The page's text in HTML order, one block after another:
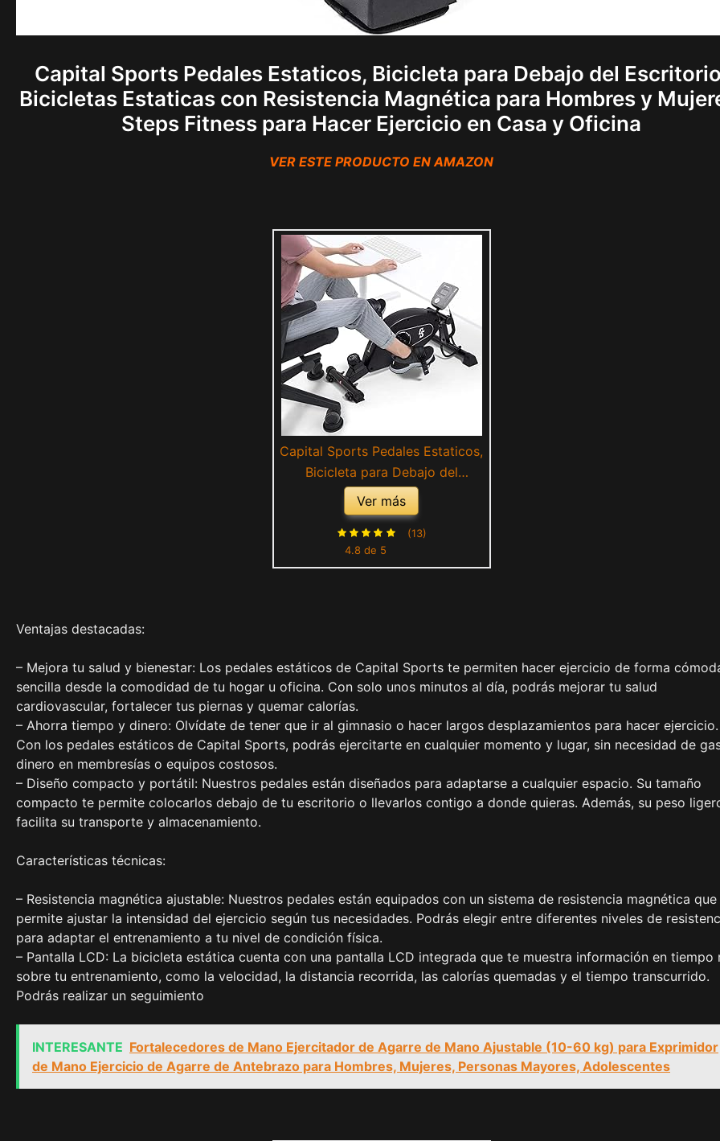
Capital Sports Pedales Estaticos, Bicicleta para Debajo del
Bicicletas Estaticas con Resistencia Magnética para Hombres y
Steps Fitness para Hacer Ejercicio en Casa y Oficina
VER ESTE PRODUCTO EN AMAZON
Capital Sports Pedales Estaticos,
Bicicleta para Debajo del
Escritorio, Bicicletas Estaticas
con Resistencia Magnética para
Hombres y Mujeres, Steps Fitness
para Hacer Ejercicio en Casa y
Ver más
4.8 de 5
(13)
Ventajas destacadas:
– Mejora tu salud y bienestar: Los pedales estáticos de Capital Sports te permiten hacer ejercicio de forma
sencilla desde la comodidad de tu hogar u oficina. Con solo unos minutos al día, podrás mejorar tu salud
cardiovascular, fortalecer tus piernas y quemar calorías.
– Ahorra tiempo y dinero: Olvídate de tener que ir al gimnasio o hacer largos desplazamientos para hacer ejercicio.
Con los pedales estáticos de Capital Sports, podrás ejercitarte en cualquier momento y lugar, sin necesidad de
dinero en membresías o equipos costosos.
– Diseño compacto y portátil: Nuestros pedales están diseñados para adaptarse a cualquier espacio. Su tamaño
compacto te permite colocarlos debajo de tu escritorio o llevarlos contigo a donde quieras. Además, su peso
facilita su transporte y almacenamiento.
Características técnicas:
– Resistencia magnética ajustable: Nuestros pedales están equipados con un sistema de resistencia magnética
permite ajustar la intensidad del ejercicio según tus necesidades. Podrás elegir entre diferentes niveles de
para adaptar el entrenamiento a tu nivel de condición física.
– Pantalla LCD: La bicicleta estática cuenta con una pantalla LCD integrada que te muestra información en tiempo
sobre tu entrenamiento, como la velocidad, la distancia recorrida, las calorías quemadas y el tiempo transcurrido.
Podrás realizar un seguimiento
INTERESANTE Fortalecedores de Mano Ejercitador de Agarre de Mano Ajustable (10-60 kg) para Exprimidor
de Mano Ejercicio de Agarre de Antebrazo para Hombres, Mujeres, Personas Mayores, Adolescentes